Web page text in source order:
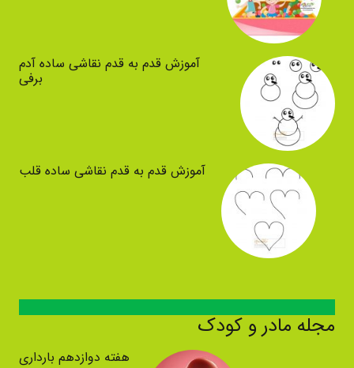
آموزش قدم به قدم نقاشی ساده آدم
برفی
آموزش قدم به قدم نقاشی ساده قلب
مجله مادر و کودک
هفته دوازدهم بارداری